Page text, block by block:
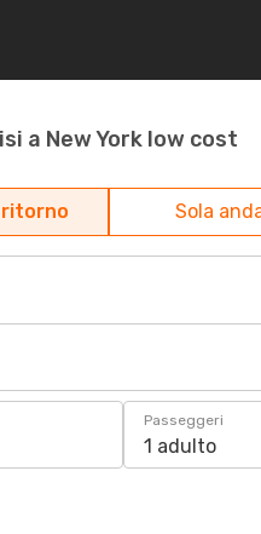
a New York low cost
Sola
Passeggeri
1 adulto